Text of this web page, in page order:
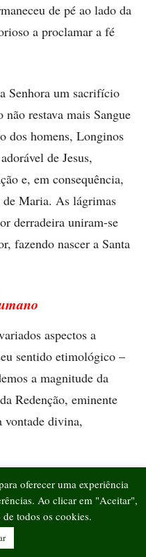
de pé ao lado da
a proclamar a fé
Senhora um sacrifício
restava mais Sangue
dos homens, Longinos
de Jesus,
e, em consequência,
Maria. As lágrimas
derradeira uniram-se
fazendo nascer a Santa
aspectos a
sentido etimológico –
a magnitude da
Redenção, eminente
vontade divina,
de todos os tempos,
que ­Nossa
– no que se refere a seu
sua finíssima
oferecer uma experiência
Ao clicar em "Aceitar",
todos os cookies.